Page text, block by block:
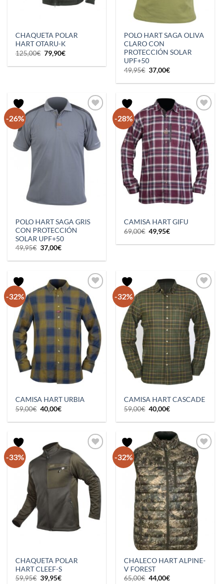
CHAQUETA POLAR
HART OTARU-K
125,00€ El
precio
original
79,90€El
actual
POLO HART SAGA OLIVA
CLARO CON
PROTECCIÓN SOLAR
UPF+50
49,95€ El
precio
original
37,00€El
actual
-26%
POLO HART SAGA GRIS
CON PROTECCIÓN
SOLAR UPF+50
49,95€ El
precio
original
37,00€El
actual
-28%
CAMISA HART GIFU
69,00€ El
precio
original
49,95€El
actual
-32%
CAMISA HART URBIA
59,00€ El
precio
original
40,00€El
actual
-32%
CAMISA HART CASCADE
59,00€ El
precio
original
59,00€.
40,00€El
actual
40,00€.
-33%
CHAQUETA POLAR
HART CLEEF-S
59,95€ El
39,95€El
-32%
CHALECO HART ALPINE-
V FOREST
65,00€ El
44,00€El